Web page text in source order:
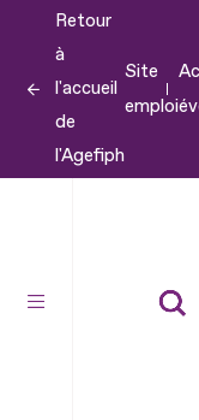
contenu
Retour
à
l'accueil
de
l'Agefiph
Site
emploi